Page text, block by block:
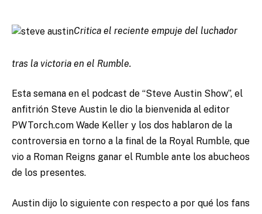
Critica el reciente empuje del luchador
tras la victoria en el Rumble.
Esta semana en el podcast de “Steve Austin Show”, el
anfitrión Steve Austin le dio la bienvenida al editor
PWTorch.com Wade Keller y los dos hablaron de la
controversia en torno a la final de la Royal Rumble, que
vio a Roman Reigns ganar el Rumble ante los abucheos
de los presentes.
Austin dijo lo siguiente con respecto a por qué los fans